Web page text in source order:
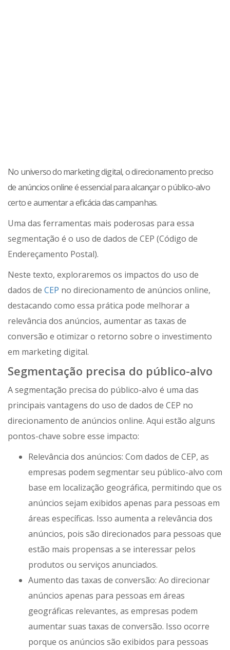
No universo do marketing digital, o direcionamento preciso
de anúncios online é essencial para alcançar o público-alvo
certo e aumentar a eficácia das campanhas.
Uma das ferramentas mais poderosas para essa
segmentação é o uso de dados de CEP (Código de
Endereçamento Postal).
Neste texto, exploraremos os impactos do uso de
dados de CEP no direcionamento de anúncios online,
destacando como essa prática pode melhorar a
relevância dos anúncios, aumentar as taxas de
conversão e otimizar o retorno sobre o investimento
em marketing digital.
Segmentação precisa do público-alvo
A segmentação precisa do público-alvo é uma das
principais vantagens do uso de dados de CEP no
direcionamento de anúncios online. Aqui estão alguns
pontos-chave sobre esse impacto:
Relevância dos anúncios: Com dados de CEP, as
empresas podem segmentar seu público-alvo com
base em localização geográfica, permitindo que os
anúncios sejam exibidos apenas para pessoas em
áreas específicas. Isso aumenta a relevância dos
anúncios, pois são direcionados para pessoas que
estão mais propensas a se interessar pelos
produtos ou serviços anunciados.
Aumento das taxas de conversão: Ao direcionar
anúncios apenas para pessoas em áreas
geográficas relevantes, as empresas podem
aumentar suas taxas de conversão. Isso ocorre
porque os anúncios são exibidos para pessoas